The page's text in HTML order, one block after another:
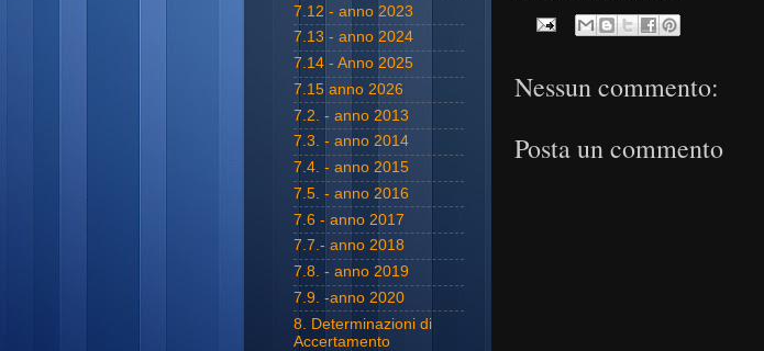
Nessun commento:
Posta un commento
7.12 - anno 2023
7.13 - anno 2024
7.14 - Anno 2025
7.15 anno 2026
7.2. - anno 2013
7.3. - anno 2014
7.4. - anno 2015
7.5. - anno 2016
7.6 - anno 2017
7.7.- anno 2018
7.8. - anno 2019
7.9. -anno 2020
8. Determinazioni di
Accertamento